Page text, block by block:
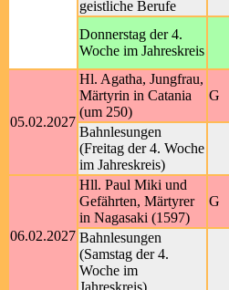
geistliche Berufe
Donnerstag der 4.
Woche im Jahreskreis
05.02.2027
Hl. Agatha, Jungfrau,
Märtyrin in Catania
(um 250)
G
Bahnlesungen
(Freitag der 4. Woche
im Jahreskreis)
06.02.2027
Hll. Paul Miki und
Gefährten, Märtyrer
in Nagasaki (1597)
G
Bahnlesungen
(Samstag der 4.
Woche im
Jahreskreis)